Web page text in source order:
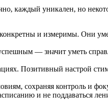
каждый уникален, но
и измеримы. Они
— значит уметь
Позитивный настрой
сохраняя контроль и
и не поддаваться